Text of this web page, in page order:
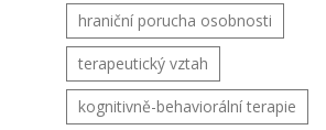
hraniční porucha osobnosti
terapeutický vztah
kognitivně-behaviorální terapie